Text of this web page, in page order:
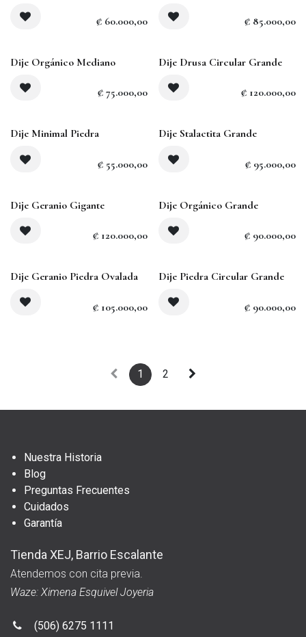
₡ 60.000,00 ₡ 85.000,00
Agotado
Dije Orgánico Mediano
₡ 75.000,00 Agotado
Dije Drusa Circular Grande
₡ 120.000,00
Dije Minimal Piedra
₡ 55.000,00 Agotado
Dije Stalactita Grande
₡ 95.000,00
Dije Geranio Gigante
₡ 120.000,00
Dije Orgánico Grande
₡ 90.000,00
Dije Geranio Piedra Ovalada
₡ 105.000,00
Dije Piedra Circular Grande
₡ 90.000,00
1 2
Nuestra Historia
Blog
Preguntas Frecuentes
Cuidados
Garantía
Tienda XEJ, Barrio Escalante
Atendemos con cita previa.
Waze: Ximena Esquivel Joyeria
(506) 6275 1111